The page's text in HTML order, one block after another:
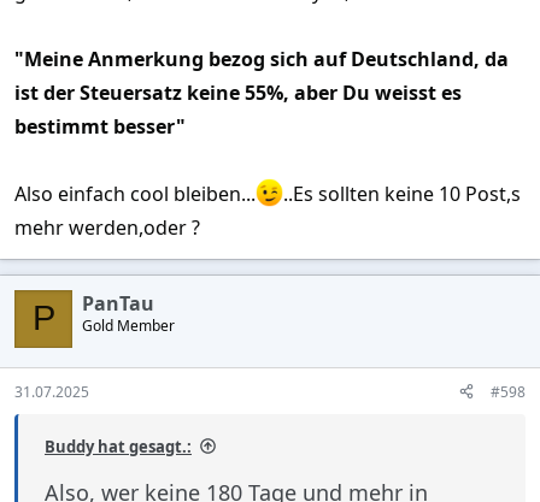
"Meine Anmerkung bezog sich auf Deutschland, da
ist der Steuersatz keine 55%, aber Du weisst es
bestimmt besser"
Also einfach cool bleiben...
..Es sollten keine 10 Post,s
mehr werden,oder ?
P PanTau
Gold Member
31.07.2025 #598
Buddy hat gesagt.:
Also, wer keine 180 Tage und mehr in